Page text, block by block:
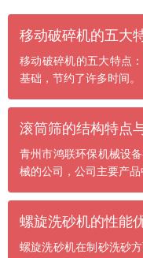
移动破碎机的五大
移动破碎机的五大特点
基础，节约了许多时间。
滚筒筛的结构特点
青州市鸿联环保机械设
械的公司，公司主要产品
螺旋洗砂机的性能
螺旋洗砂机在制砂洗砂